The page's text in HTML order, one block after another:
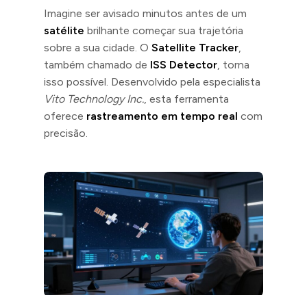
Imagine ser avisado minutos antes de um
satélite brilhante começar sua trajetória
sobre a sua cidade. O Satellite Tracker
também chamado de ISS Detector , torna
isso possível. Desenvolvido pela especialista
Vito Technology Inc. , esta ferramenta
oferece rastreamento em tempo real com
precisão.